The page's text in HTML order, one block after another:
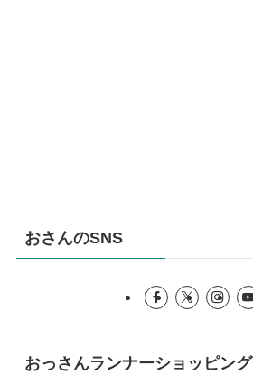
おさんのSNS
おっさんランナーショッピング